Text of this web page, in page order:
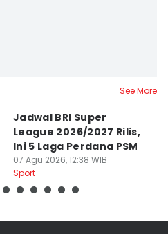
See More
Jadwal BRI Super
League 2026/2027 Rilis,
Ini 5 Laga Perdana PSM
07 Agu 2026, 12:38 WIB
Sport